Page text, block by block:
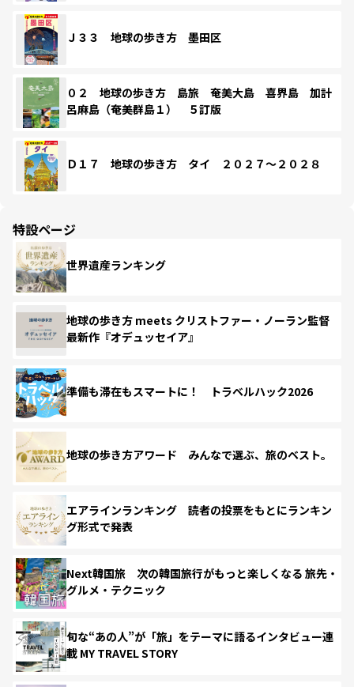
Ｊ３３ 地球の歩き方 墨田区
０２ 地球の歩き方 島旅 奄美大島 喜界島 加計
呂麻島（奄美群島１） ５訂版
Ｄ１７ 地球の歩き方 タイ ２０２７～２０２８
特設ページ
世界遺産ランキング
地球の歩き方 meets クリストファー・ノーラン監督
最新作『オデュッセイア』
準備も滞在もスマートに！ トラベルハック2026
地球の歩き方アワード みんなで選ぶ、旅のベスト。
エアラインランキング 読者の投票をもとにランキン
グ形式で発表
Next韓国旅 次の韓国旅行がもっと楽しくなる 旅先・
グルメ・テクニック
旬な“あの人”が「旅」をテーマに語るインタビュー連
載 MY TRAVEL STORY